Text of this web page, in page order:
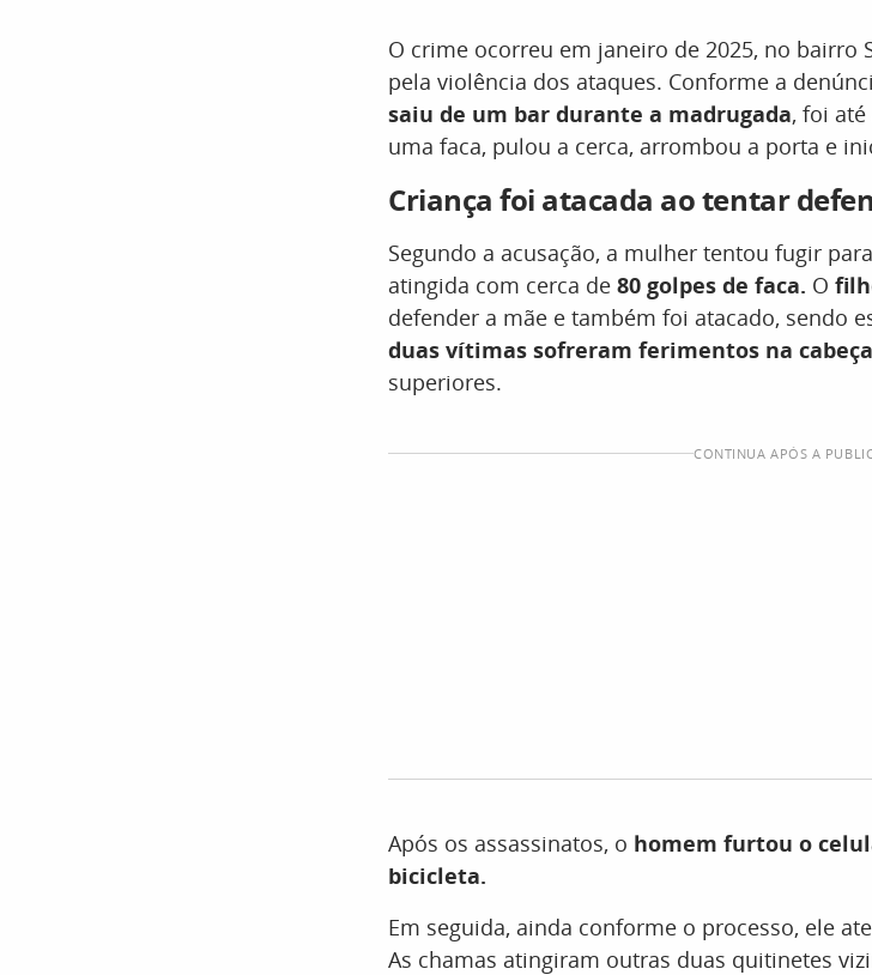
O crime ocorreu em janeiro de 2025, no bairro
pela violência dos ataques. Conforme a
saiu de um bar durante a madrugada, foi
uma faca, pulou a cerca, arrombou a porta e
Criança foi atacada ao tentar
Segundo a acusação, a mulher tentou fugir
atingida com cerca de 80 golpes de faca. O
defender a mãe e também foi atacado, sendo
duas vítimas sofreram ferimentos na cabeça
superiores.
CONTINUA APÓS A
Após os assassinatos, o homem furtou o
bicicleta.
Em seguida, ainda conforme o processo, ele
As chamas atingiram outras duas quitinetes